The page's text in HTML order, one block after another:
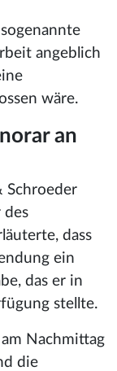
angeblich
wäre.
an
Schroeder
des
dass
ein
das er in
stellte.
Nachmittag
die